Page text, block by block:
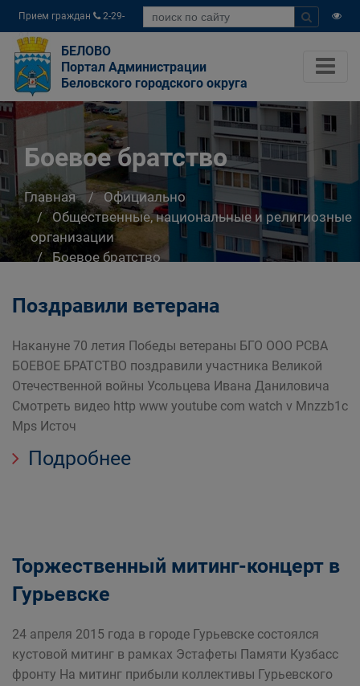
Прием граждан
2-29-
04
БЕЛОВО
Портал Администрации
Беловского городского округа
Боевое братство
Главная
Официально
Общественные, национальные и религиозные
организации
Боевое братство
Поздравили ветерана
Накануне 70 летия Победы ветераны БГО ООО РСВА
БОЕВОЕ БРАТСТВО поздравили участника Великой
Отечественной войны Усольцева Ивана Даниловича
Смотреть видео http www youtube com watch v Mnzzb1c
Mps Источ
Подробнее
Торжественный митинг-концерт в
Гурьевске
24 апреля 2015 года в городе Гурьевске состоялся
кустовой митинг в рамках Эстафеты Памяти Кузбасс
фронту На митинг прибыли коллективы Гурьевского